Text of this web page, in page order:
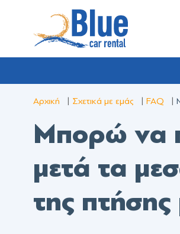
Αρχική Σχετικά με εμάς FAQ
Μπορώ να
μετά τα
της